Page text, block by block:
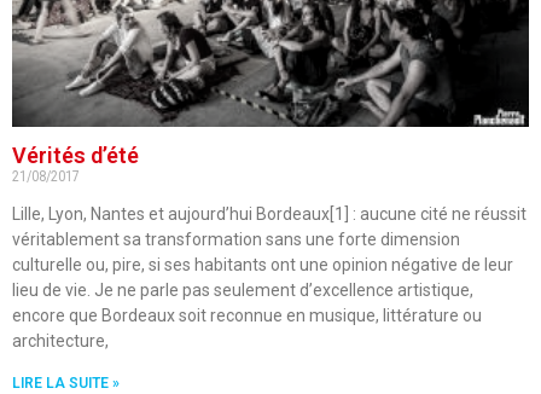
Vérités d’été
21/08/2017
Lille, Lyon, Nantes et aujourd’hui Bordeaux[1] : aucune cité ne réussit
véritablement sa transformation sans une forte dimension
culturelle ou, pire, si ses habitants ont une opinion négative de leur
lieu de vie. Je ne parle pas seulement d’excellence artistique,
encore que Bordeaux soit reconnue en musique, littérature ou
architecture,
LIRE LA SUITE »